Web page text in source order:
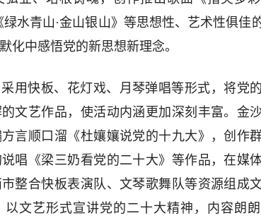
绿水青山·金山银山》等思想性、艺术性俱佳
化中感悟党的新思想新理念。
用快板、花灯戏、月琴弹唱等形式，将党
文艺作品，使活动内涵更加深刻丰富。金
言顺口溜《杜孃孃说党的十九大》，创作
唱《梁三奶看党的二十大》等作品，在媒
整合快板表演队、文琴歌舞队等资源组成
以文艺形式宣讲党的二十大精神，内容朗